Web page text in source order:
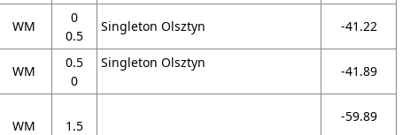
WM
0
0.5
Singleton Olsztyn -41.22
WM
0.5
0
Singleton Olsztyn
-41.89
WM 1.5
-59.89